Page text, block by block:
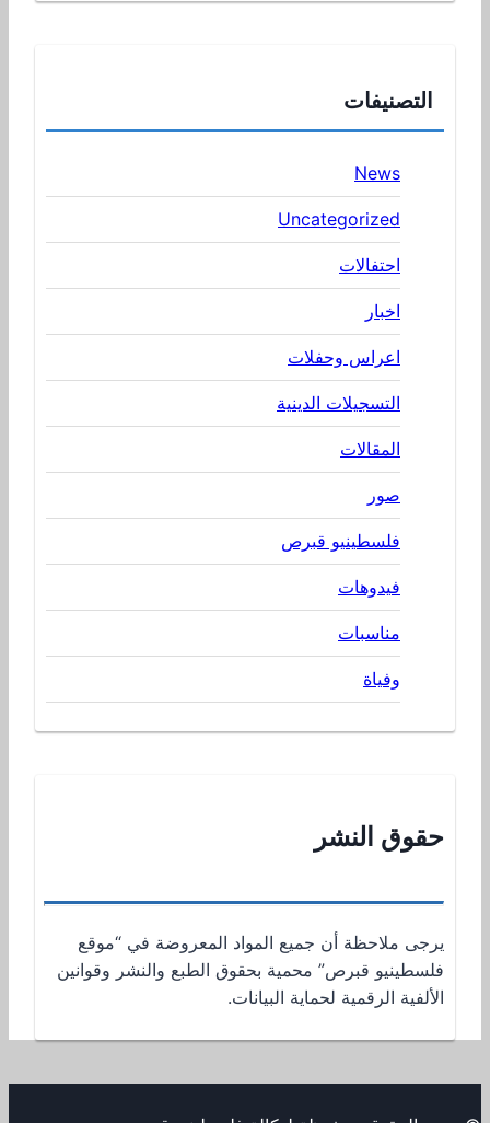
التصنيفات
News
Uncategorized
احتفالات
اخبار
اعراس وحفلات
التسجيلات الدينية
المقالات
صور
فلسطينيو قبرص
فيدوهات
مناسبات
وفياة
حقوق النشر
يرجى ملاحظة أن جميع المواد المعروضة في “موقع
فلسطينيو قبرص” محمية بحقوق الطبع والنشر وقوانين
الألفية الرقمية لحماية البيانات.